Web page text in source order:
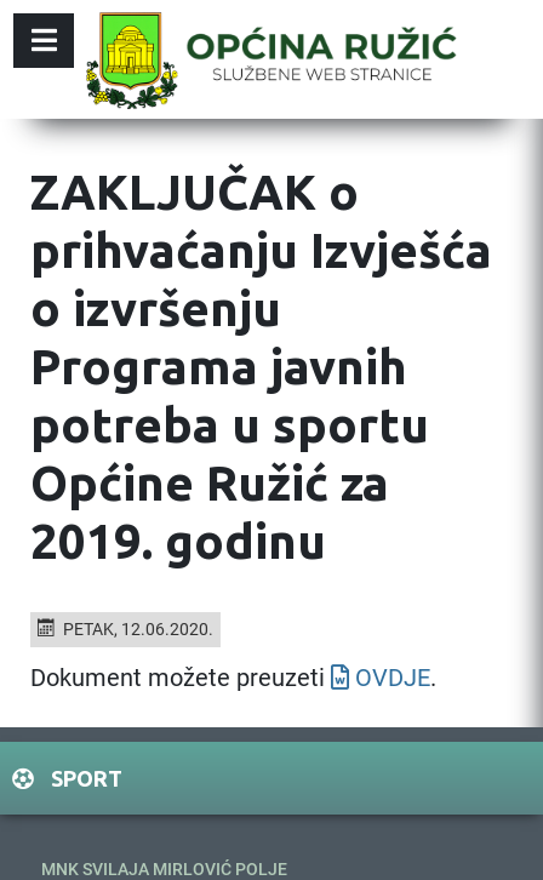
ZAKLJUČAK o
prihvaćanju Izvješća
o izvršenju
Programa javnih
potreba u sportu
Općine Ružić za
2019. godinu
PETAK, 12.06.2020.
Dokument možete preuzeti OVDJE.
SPORT
MNK SVILAJA MIRLOVIĆ POLJE